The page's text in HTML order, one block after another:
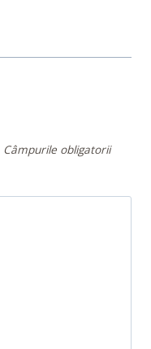
Câmpurile obligatorii